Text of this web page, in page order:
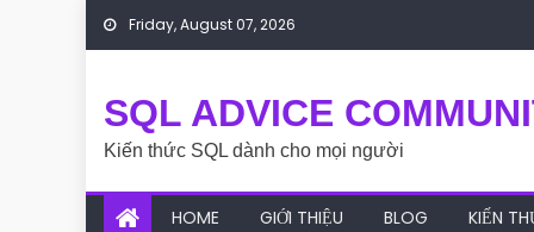
Skip to content
Friday, August 07, 2026
SQL ADVICE
Kiến thức SQL dành cho mọi người
HOME GIỚI THIỆU BLOG KIẾN